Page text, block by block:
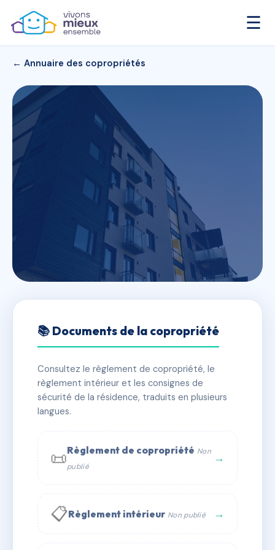
☰
← Annuaire des copropriétés
RESIDENCE MARECHAL
LECLERC - MS23233
📍 2 av du general leclerc 77360 VAIRES SUR MARNE
✓ Immatriculée 🏠 76 lots 🏗 2 bâtiment(s)
📞 Contacter Syndic Digital 💬 WhatsApp
✉ Email
📚 Documents de la copropriété
Consultez le règlement de copropriété, le
règlement intérieur et les consignes de
sécurité de la résidence, traduits en plusieurs
langues.
📜Règlement de copropriété Non
publié
→
📋Règlement intérieur Non publié →